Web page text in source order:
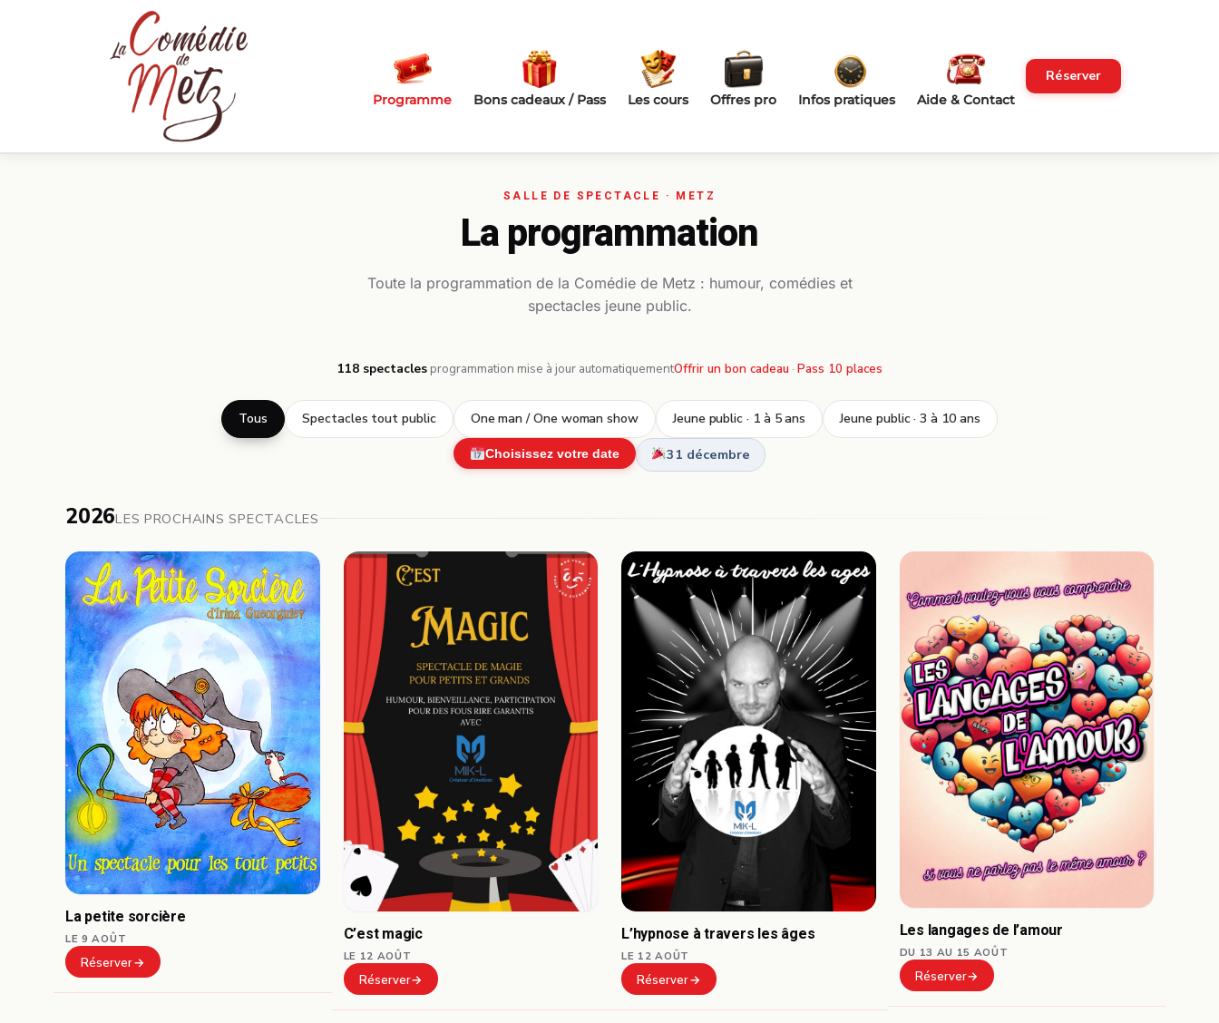
Passer au contenu principal
Programme Bons cadeaux / Pass Les cours Offres pro Infos pratiques Aide & Contact
Réserver
La programmation
Toute la programmation de la Comédie de Metz : humour, comédies et
spectacles jeune public.
118 spectacles· programmation mise à jour automatiquementOffrir un bon cadeau · Pass 10 places
Tous Spectacles tout public One man / One woman show Jeune public · 1 à 5 ans Jeune public · 3 à 10 ans
Choisissez votre date 31 décembre
2026LES PROCHAINS SPECTACLES
La petite sorcière
LE 9 AOÛT
Réserver
C’est magic
LE 12 AOÛT
Réserver
L’hypnose à travers les âges
LE 12 AOÛT
Réserver
Les langages de l’amour
DU 13 AU 15 AOÛT
Réserver